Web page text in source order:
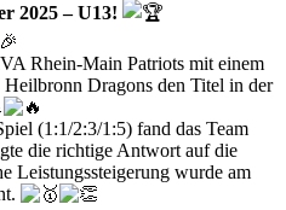
2025 – U13!
Rhein-Main Patriots mit einem
Dragons den Titel in der
(1:1/2:3/1:5) fand das Team
die richtige Antwort auf die
Leistungssteigerung wurde am